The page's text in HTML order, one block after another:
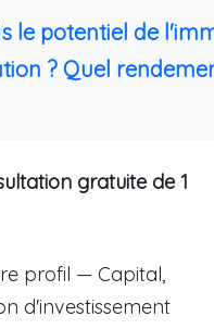
le potentiel de
? Quel
gratuite de 1
profil — Capital,
d'investissement